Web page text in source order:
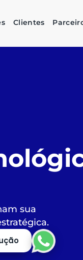
Clientes
ao